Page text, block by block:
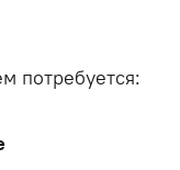
потребуется: